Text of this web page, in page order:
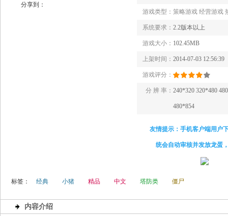
分享到：
游戏类型： 策略游戏 经营游戏
系统要求： 2.2版本以上
游戏大小： 102.45MB
上架时间： 2014-07-03 12:56:39
游戏评分：
分 辨 率： 240*320 320*480
480*854
友情提示：手机客户端用户
统会自动审核并发放龙蛋
标签： 经典 小猪 精品 中文 塔防类 僵尸
内容介绍